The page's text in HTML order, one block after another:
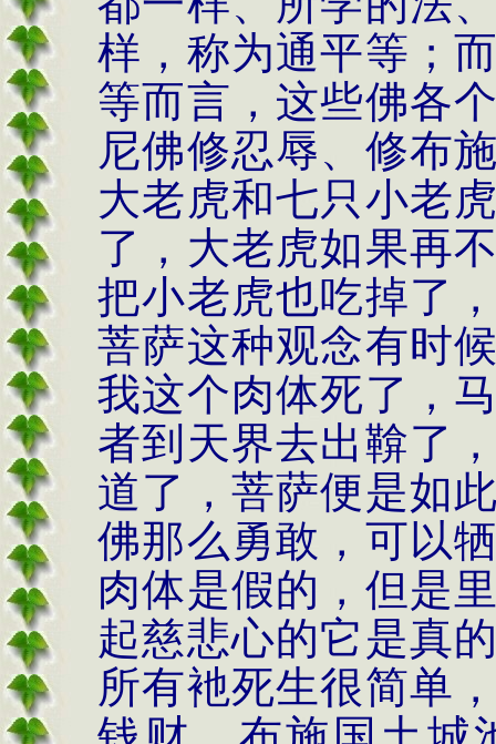
样，称为通平等；
等而言，这些佛各
尼佛修忍辱、修布
大老虎和七只小老
了，大老虎如果再
把小老虎也吃掉了
菩萨这种观念有时
我这个肉体死了，
者到天界去出鞥了
道了，菩萨便是如
佛那么勇敢，可以
肉体是假的，但是
起慈悲心的它是真
所有衪死生很简单